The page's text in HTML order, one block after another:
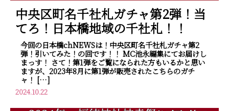
中央区町名千社札ガチャ第2弾！当
てろ！日本橋地域の千社札！！
今回の日本橋chNEWSは！中央区町名千社札ガチャ第2
弾！引いてみた！の回です！！ MC池永編集にてお届けし
まっす！ さて！第1弾をご覧になられた方もいるかと思い
ますが、2023年8月に第1弾が販売されたこちらのガチ
ャ！ […]
2024.10.22